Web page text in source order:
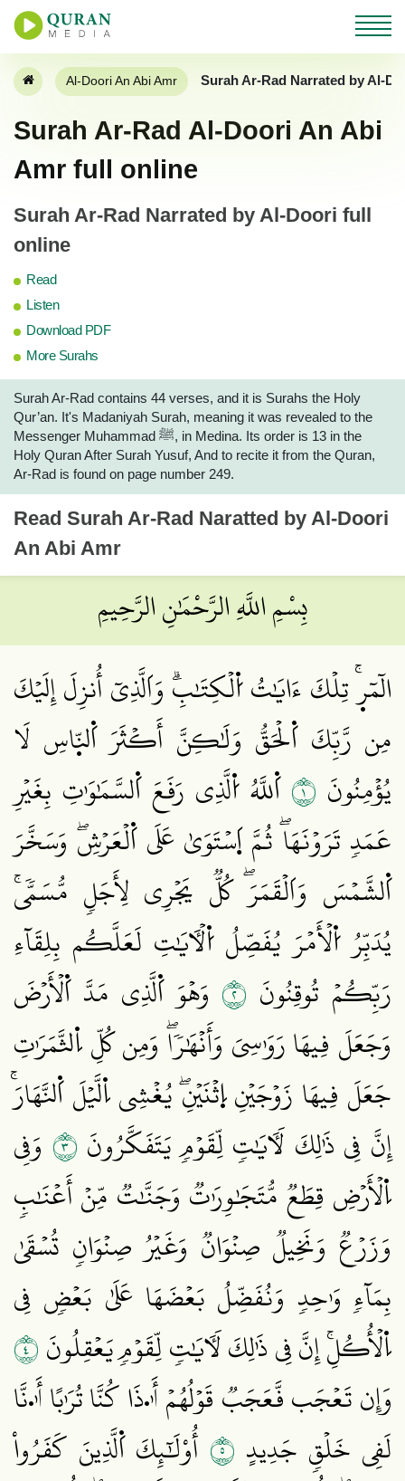
Al-Doori An Abi Amr Surah Ar-Rad Narrated by Al-
Surah Ar-Rad Al-Doori An Abi
Amr full online
Surah Ar-Rad Narrated by Al-Doori full
online
Read
Listen
Download PDF
More Surahs
Surah Ar-Rad contains 44 verses, and it is Surahs the Holy
Qur’an. It's Madaniyah Surah, meaning it was revealed to the
Messenger Muhammad ﷺ, in Medina. Its order is 13 in the
Holy Quran After Surah Yusuf, And to recite it from the Quran,
Ar-Rad is found on page number 249.
Read Surah Ar-Rad Naratted by Al-Doori
An Abi Amr
بِسْمِ اللَّهِ الرَّحْمَٰنِ الرَّحِيمِ
الٓمٓر۪ۚ تِلۡكَ ءَايَٰتُ اُ۬لۡكِتَٰبِۗ وَاَلَّذِيٓ أُنزِلَ إِلَيۡكَ
مِن رَّبِّكَ اَ۬لۡحَقُّ وَلَٰكِنَّ أَكۡثَرَ اَ۬لنّ۪اسِ لَا
يُؤۡمِنُونَ ١ اَ۬للَّهُ اُ۬لَّذِي رَفَعَ اَ۬لسَّمَٰوَٰتِ بِغَيۡرِ
عَمَدٖ تَرَوۡنَهَاۖ ثُمَّ اَ۪سۡتَوَىٰ عَلَى اَ۬لۡعَرۡشِۖ وَسَخَّرَ
اَ۬لشَّمۡسَ وَاَلۡقَمَرَۖ كُلّٞ يَجۡرِي لِأَجَلٖ مُّسَمّٗىۚ
يُدَبِّرُ اُ۬لۡأَمۡرَ يُفَصِّلُ اُ۬لۡأٓيَٰتِ لَعَلَّكُم بِلِقَآءِ
رَبِّكُمۡ تُوقِنُونَ ٢ وَهۡوَ اَ۬لَّذِي مَدَّ اَ۬لۡأَرۡضَ
وَجَعَلَ فِيهَا رَوَٰسِيَ وَأَنۡهَٰرٗاۖ وَمِن كُلِّ اِ۬لثَّمَرَٰتِ
جَعَلَ فِيهَا زَوۡجَيۡنِ اِ۪ثۡنَيۡنِۖ يُغۡشِي اِ۬لَّيۡلَ اَ۬لنَّهَارَۚ
إِنَّ فِي ذَٰلِكَ لَأٓيَٰتٖ لِّقَوۡمٖ يَتَفَكَّرُونَ ٣ وَفِي
اِ۬لۡأَرۡضِ قِطَعٞ مُّتَجَٰوِرَٰتٞ وَجَنَّٰتٞ مِّنۡ أَعۡنَٰبٖ
وَزَرۡعٞ وَنَخِيلٞ صِنۡوَانٞ وَغَيۡرُ صِنۡوَانٖ تُسۡقَىٰ
بِمَآءٖ وَٰحِدٖ وَنُفَضِّلُ بَعۡضَهَا عَلَىٰ بَعۡضٖ فِي
اِ۬لۡأُكُلِۚ إِنَّ فِي ذَٰلِكَ لَأٓيَٰتٖ لِّقَوۡمٖ يَعۡقِلُونَ٤
وَإِن تَعۡجَب فَّعَجَبٞ قَوۡلُهُمۡ أَٰ۟ذَا كُنَّا تُرَٰبًا أَٰ۟نَّا
لَفِي خَلۡقٖ جَدِيدٍ ٥ أُوْلَٰٓئِكَ اَ۬لَّذِينَ كَفَرُواْ